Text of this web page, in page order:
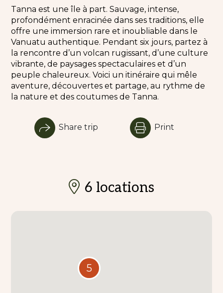
Tanna est une île à part. Sauvage, intense,
profondément enracinée dans ses traditions, elle
offre une immersion rare et inoubliable dans le
Vanuatu authentique. Pendant six jours, partez à
la rencontre d’un volcan rugissant, d’une culture
vibrante, de paysages spectaculaires et d’un
peuple chaleureux. Voici un itinéraire qui mêle
aventure, découvertes et partage, au rythme de
la nature et des coutumes de Tanna.
Share trip Print
6 locations
5